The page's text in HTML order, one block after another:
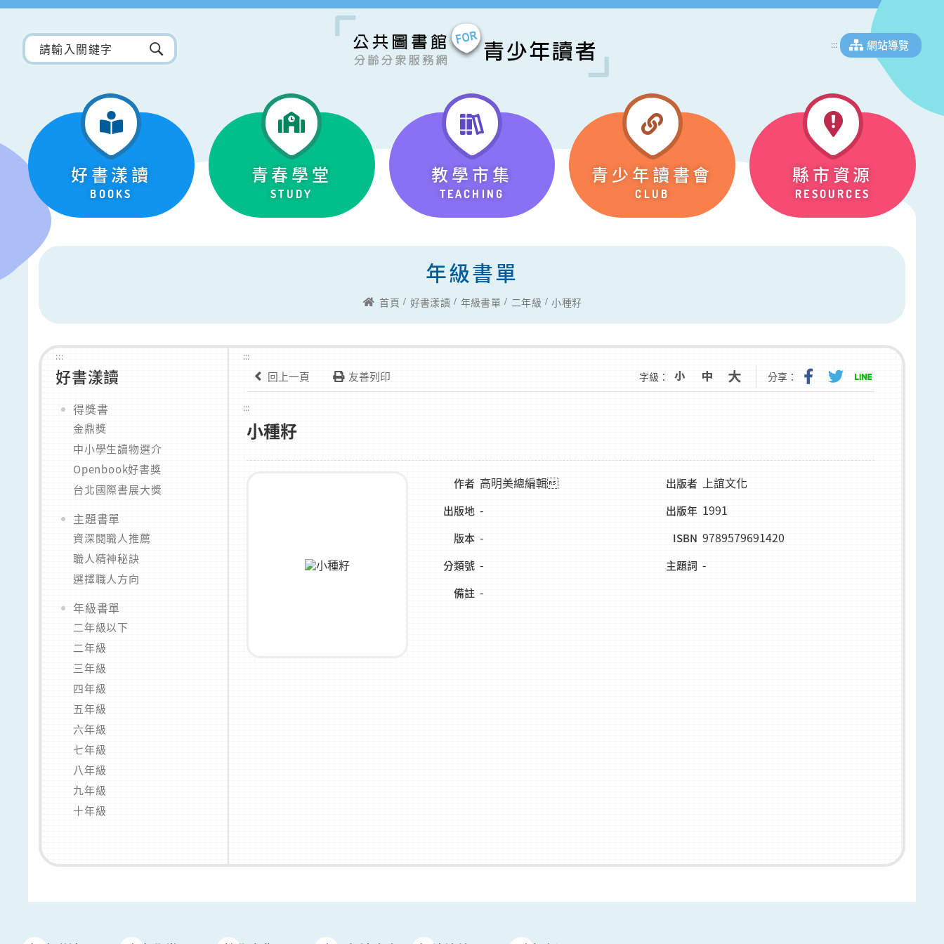
::: 網站導覽
好書漾讀
BOOKS
青春學堂
STUDY
教學市集
TEACHING
青少年讀書會
CLUB
縣市資源
RESOURCES
年級書單
首頁 好書漾讀 年級書單 二年級 小種籽
:::
好書漾讀
得獎書
金鼎獎
中小學生讀物選介
Openbook好書獎
台北國際書展大獎
主題書單
資深閱職人推薦
職人精神秘訣
選擇職人方向
年級書單
二年級以下
二年級
三年級
四年級
五年級
六年級
七年級
八年級
九年級
十年級
:::
回上一頁 友善列印 字級： 分享：
:::
小種籽
作者 高明美總編輯 出版者 上誼文化
出版地 - 出版年 1991
版本 - ISBN 9789579691420
分類號 - 主題詞 -
備註 -